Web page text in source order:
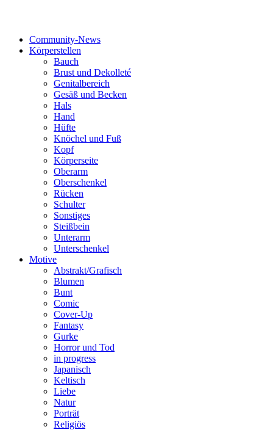
Community-News
Körperstellen
Bauch
Brust und Dekolleté
Genitalbereich
Gesäß und Becken
Hals
Hand
Hüfte
Knöchel und Fuß
Kopf
Körperseite
Oberarm
Oberschenkel
Rücken
Schulter
Sonstiges
Steißbein
Unterarm
Unterschenkel
Motive
Abstrakt/Grafisch
Blumen
Bunt
Comic
Cover-Up
Fantasy
Gurke
Horror und Tod
in progress
Japanisch
Keltisch
Liebe
Natur
Porträt
Religiös